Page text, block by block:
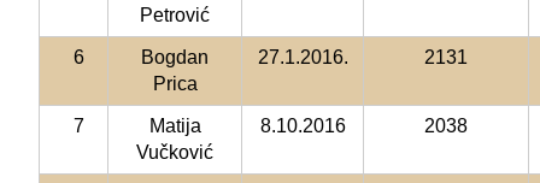
Petrović
6
Bogdan
Prica
27.1.2016. 2131
7
Matija
Vučković
8.10.2016 2038